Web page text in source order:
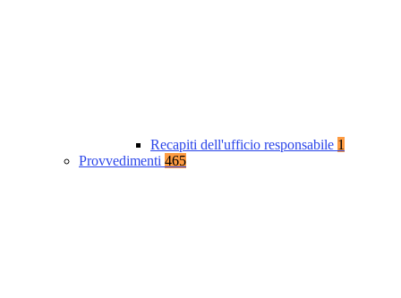
Recapiti dell'ufficio responsabile 1
Provvedimenti 465